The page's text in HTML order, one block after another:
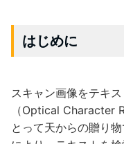
はじめに
スキャン画像をテキ
（Optical Character
とって天からの贈り